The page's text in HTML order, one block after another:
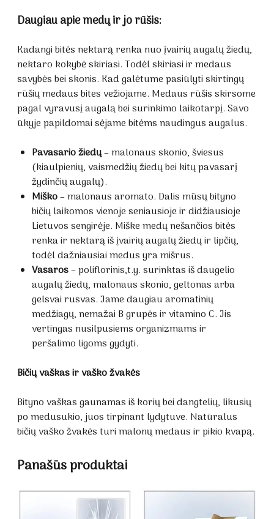
Daugiau apie medų ir jo rūšis:
Kadangi bitės nektarą renka nuo įvairių augalų žiedų,
nektaro kokybė skiriasi. Todėl skiriasi ir medaus
savybės bei skonis. Kad galėtume pasiūlyti skirtingų
rūšių medaus bites vežiojame. Medaus rūšis skirsome
pagal vyravusį augalą bei surinkimo laikotarpį. Savo
ūkyje papildomai sėjame bitėms naudingus augalus.
Pavasario žiedų– malonaus skonio, šviesus
(kiaulpienių, vaismedžių žiedų bei kitų pavasarį
žydinčių augalų).
Miško– malonaus aromato. Dalis mūsų bityno
bičių laikomos vienoje seniausioje ir didžiausioje
Lietuvos sengirėje. Miške medų nešančios bitės
renka ir nektarą iš įvairių augalų žiedų ir lipčių,
todėl dažniausiai medus yra mišrus.
Vasaros– poliflorinis,t.y. surinktas iš daugelio
augalų žiedų, malonaus skonio, geltonas arba
gelsvai rusvas. Jame daugiau aromatinių
medžiagų, nemažai B grupės ir vitamino C. Jis
vertingas nusilpusiems organizmams ir
peršalimo ligoms gydyti.
Bičių vaškas ir vaško žvakės
Bityno vaškas gaunamas iš korių bei dangtelių, likusių
po medusukio, juos tirpinant lydytuve. Natūralus
bičių vaško žvakės turi malonų medaus ir pikio kvapą.
Panašūs produktai